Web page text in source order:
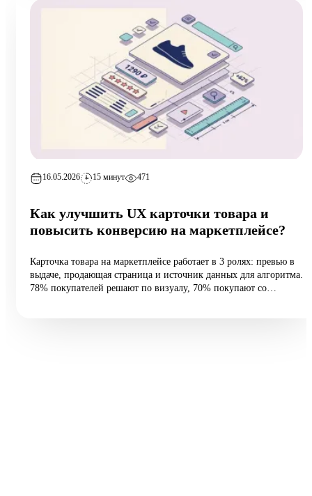
оборота на 12%.
16.05.2026 15 минут 471
Как улучшить UX карточки товара и
повысить конверсию на маркетплейсе?
Карточка товара на маркетплейсе работает в 3 ролях: превью в
выдаче, продающая страница и источник данных для алгоритма.
78% покупателей решают по визуалу, 70% покупают со